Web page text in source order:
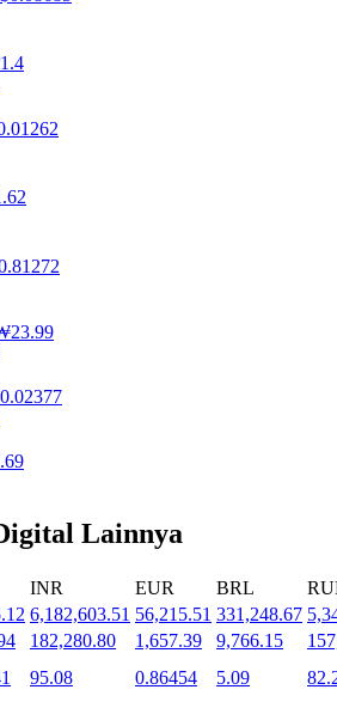
& akses instan
mendapatkan token populer
1.4
23.99
0.02377
Lainnya
INR EUR BRL
6,182,603.51 56,215.51 331,248.67
182,280.80 1,657.39 9,766.15
95.08 0.86454 5.09